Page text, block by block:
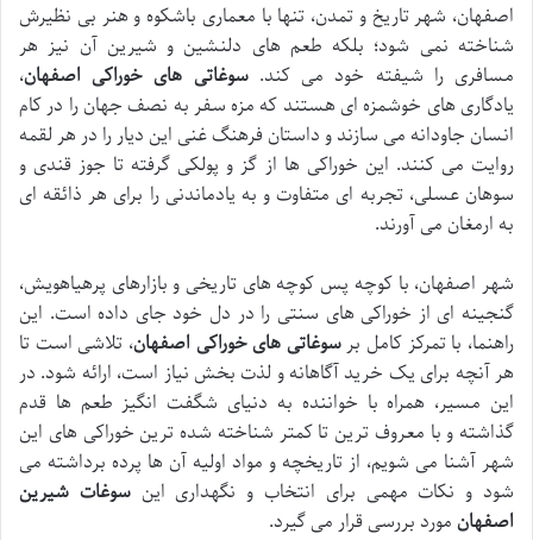
اصفهان، شهر تاریخ و تمدن، تنها با معماری باشکوه و هنر بی نظیرش
شناخته نمی شود؛ بلکه طعم های دلنشین و شیرین آن نیز هر
مسافری را شیفته خود می کند.سوغاتی های خوراکی اصفهان،
یادگاری های خوشمزه ای هستند که مزه سفر به نصف جهان را در کام
انسان جاودانه می سازند و داستان فرهنگ غنی این دیار را در هر لقمه
روایت می کنند. این خوراکی ها از گز و پولکی گرفته تا جوز قندی و
سوهان عسلی، تجربه ای متفاوت و به یادماندنی را برای هر ذائقه ای
به ارمغان می آورند.
شهر اصفهان، با کوچه پس کوچه های تاریخی و بازارهای پرهیاهویش،
گنجینه ای از خوراکی های سنتی را در دل خود جای داده است. این
راهنما، با تمرکز کامل برسوغاتی های خوراکی اصفهان، تلاشی است تا
هر آنچه برای یک خرید آگاهانه و لذت بخش نیاز است، ارائه شود. در
این مسیر، همراه با خواننده به دنیای شگفت انگیز طعم ها قدم
گذاشته و با معروف ترین تا کمتر شناخته شده ترین خوراکی های این
شهر آشنا می شویم، از تاریخچه و مواد اولیه آن ها پرده برداشته می
شود و نکات مهمی برای انتخاب و نگهداری اینسوغات شیرین
اصفهانمورد بررسی قرار می گیرد.